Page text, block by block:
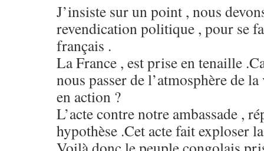
J’insiste sur un point , nous
revendication politique , pour se
français .
La France , est prise en tenaille
nous passer de l’atmosphère de
en action ?
L’acte contre notre ambassade ,
hypothèse .Cet acte fait exploser